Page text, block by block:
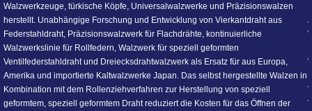
Präzisionswalzen
aus
für aus Europa,
Walzen in
von speziell
das Öffnen der
Hauptprodukte (klassifiziert nach Anwendungsindustrie):
Anwendung in der Eisendrahtindustrie: Duo-Walzwerk;
Walzwerk; asymmetrisches Quarto-Walzwerk;
Kopfwalzwerk; symmetrisches Quarto-Walzwerk;
Walzwerk ; Universalwalzeisen.
Verwendet in der Eisenmetallbandindustrie: Zweiwalzen-
Vierwalzen-Bandwalzwerk; Pulvermetallurgie-